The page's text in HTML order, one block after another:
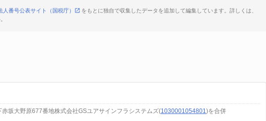
人番号公表サイト（国税庁）
をもとに独自で収集したデータを追加して編集しています。詳しくは、
坂大野原677番地株式会社GSユアサインフラシステムズ(1030001054801)を合併